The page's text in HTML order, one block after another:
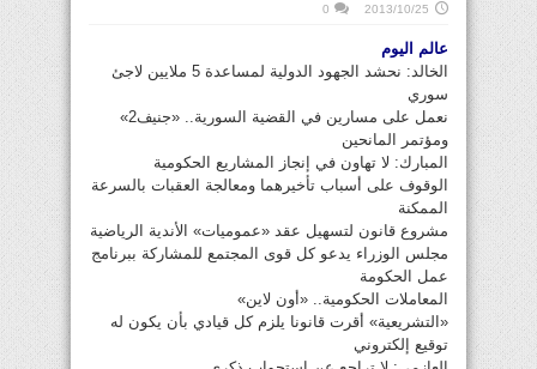
2013/10/25
0
عالم اليوم
الخالد: نحشد الجهود الدولية لمساعدة 5 ملايين لاجئ
سوري
نعمل على مسارين في القضية السورية.. «جنيف2»
ومؤتمر المانحين
المبارك: لا تهاون في إنجاز المشاريع الحكومية
الوقوف على أسباب تأخيرهما ومعالجة العقبات بالسرعة
الممكنة
مشروع قانون لتسهيل عقد «عموميات» الأندية الرياضية
مجلس الوزراء يدعو كل قوى المجتمع للمشاركة ببرنامج
عمل الحكومة
المعاملات الحكومية.. «أون لاين»
«التشريعية» أقرت قانونا يلزم كل قيادي بأن يكون له
توقيع إلكتروني